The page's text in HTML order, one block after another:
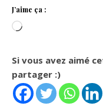
J’aime ça :
Chargement…
Si vous avez aimé
partager :)